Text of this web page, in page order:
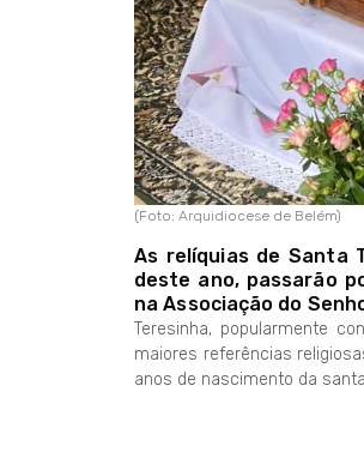
(Foto: Arquidiocese de Belém)
As relíquias de Santa
deste ano, passarão
na Associação do
Teresinha, popularmente
maiores referências
anos de nascimento da